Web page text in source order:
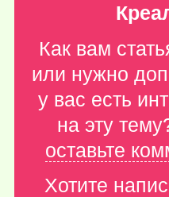
Как вам
или нужно
у вас есть
на эту
оставьте
Хотите